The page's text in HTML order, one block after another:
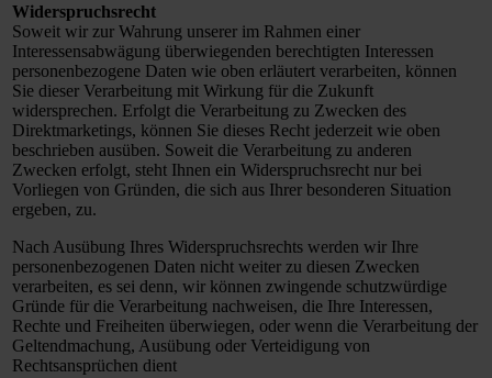
Widerspruchsrecht
Soweit wir zur Wahrung unserer im Rahmen einer
Interessensabwägung überwiegenden berechtigten Interessen
personenbezogene Daten wie oben erläutert verarbeiten, können
Sie dieser Verarbeitung mit Wirkung für die Zukunft
widersprechen. Erfolgt die Verarbeitung zu Zwecken des
Direktmarketings, können Sie dieses Recht jederzeit wie oben
beschrieben ausüben. Soweit die Verarbeitung zu anderen
Zwecken erfolgt, steht Ihnen ein Widerspruchsrecht nur bei
Vorliegen von Gründen, die sich aus Ihrer besonderen Situation
ergeben, zu.
Nach Ausübung Ihres Widerspruchsrechts werden wir Ihre
personenbezogenen Daten nicht weiter zu diesen Zwecken
verarbeiten, es sei denn, wir können zwingende schutzwürdige
Gründe für die Verarbeitung nachweisen, die Ihre Interessen,
Rechte und Freiheiten überwiegen, oder wenn die Verarbeitung der
Geltendmachung, Ausübung oder Verteidigung von
Rechtsansprüchen dient